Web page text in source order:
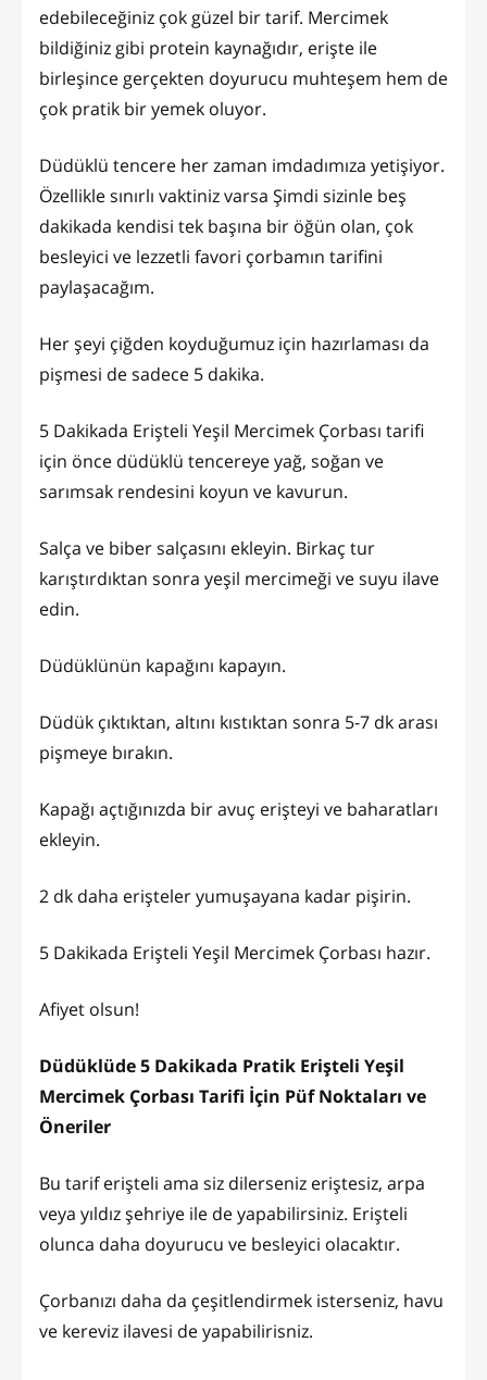
edebileceğiniz çok güzel bir tarif. Mercimek
bildiğiniz gibi protein kaynağıdır, erişte ile
birleşince gerçekten doyurucu muhteşem hem de
çok pratik bir yemek oluyor.
Düdüklü tencere her zaman imdadımıza yetişiyor.
Özellikle sınırlı vaktiniz varsa Şimdi sizinle beş
dakikada kendisi tek başına bir öğün olan, çok
besleyici ve lezzetli favori çorbamın tarifini
paylaşacağım.
Her şeyi çiğden koyduğumuz için hazırlaması da
pişmesi de sadece 5 dakika.
5 Dakikada Erişteli Yeşil Mercimek Çorbası tarifi
için önce düdüklü tencereye yağ, soğan ve
sarımsak rendesini koyun ve kavurun.
Salça ve biber salçasını ekleyin. Birkaç tur
karıştırdıktan sonra yeşil mercimeği ve suyu ilave
edin.
Düdüklünün kapağını kapayın.
Düdük çıktıktan, altını kıstıktan sonra 5-7 dk arası
pişmeye bırakın.
Kapağı açtığınızda bir avuç erişteyi ve baharatları
ekleyin.
2 dk daha erişteler yumuşayana kadar pişirin.
5 Dakikada Erişteli Yeşil Mercimek Çorbası hazır.
Afiyet olsun!
Düdüklüde 5 Dakikada Pratik Erişteli Yeşil
Mercimek Çorbası Tarifi İçin Püf Noktaları ve
Öneriler
Bu tarif erişteli ama siz dilerseniz eriştesiz, arpa
veya yıldız şehriye ile de yapabilirsiniz. Erişteli
olunca daha doyurucu ve besleyici olacaktır.
Çorbanızı daha da çeşitlendirmek isterseniz, havu
ve kereviz ilavesi de yapabilirisniz.